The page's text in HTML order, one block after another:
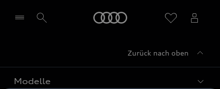
Zurück nach oben
Modelle